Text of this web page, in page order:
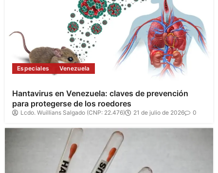
Especiales Venezuela
Hantavirus en Venezuela: claves de prevención
para protegerse de los roedores
Lcdo. Wuillians Salgado (CNP: 22.476) 21 de julio de 2026 0